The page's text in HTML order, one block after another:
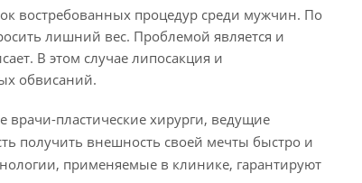
востребованных процедур среди мужчин. По
лишний вес. Проблемой является и
В этом случае липосакция и
обвисаний.
пластические хирурги, ведущие
получить внешность своей мечты быстро и
применяемые в клинике, гарантируют